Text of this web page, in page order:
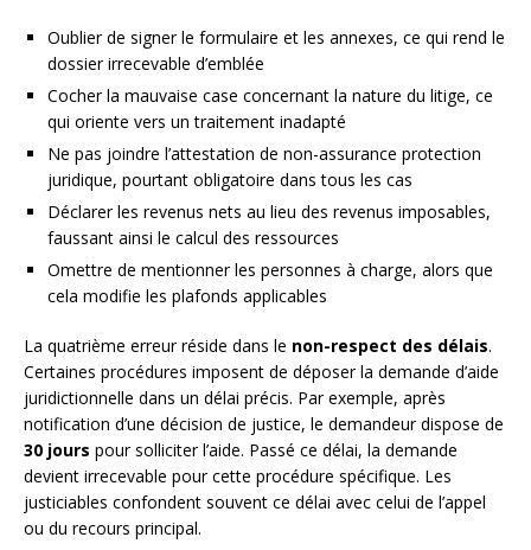
Oublier de signer le formulaire et les annexes, ce qui rend le
dossier irrecevable d’emblée
Cocher la mauvaise case concernant la nature du litige, ce
qui oriente vers un traitement inadapté
Ne pas joindre l’attestation de non-assurance protection
juridique, pourtant obligatoire dans tous les cas
Déclarer les revenus nets au lieu des revenus imposables,
faussant ainsi le calcul des ressources
Omettre de mentionner les personnes à charge, alors que
cela modifie les plafonds applicables
La quatrième erreur réside dans le non-respect des délais.
Certaines procédures imposent de déposer la demande d’aide
juridictionnelle dans un délai précis. Par exemple, après
notification d’une décision de justice, le demandeur dispose de
30 jours pour solliciter l’aide. Passé ce délai, la demande
devient irrecevable pour cette procédure spécifique. Les
justiciables confondent souvent ce délai avec celui de l’appel
ou du recours principal.